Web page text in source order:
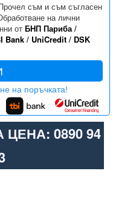
съм и съм съгласен
на лични
от БНП Париба/
Bank/ UniCredit/ DSK
на поръчката!
0890 94